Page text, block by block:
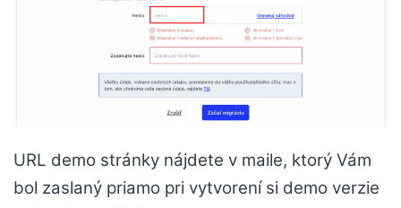
URL demo stránky nájdete v maile, ktorý Vám
bol zaslaný priamo pri vytvorení si demo verzie